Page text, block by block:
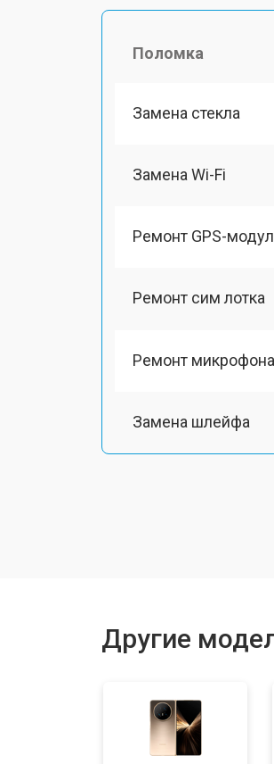
Поломка
Замена стекла
Замена Wi-Fi
Ремонт GPS-
Ремонт сим лотка
Ремонт микрофона
Замена шлейфа
Замена дисплея
Другие